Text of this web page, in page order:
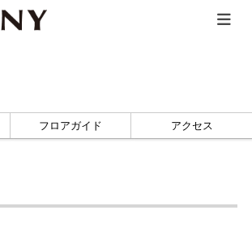
店舗一覧
フロアガイド アクセス